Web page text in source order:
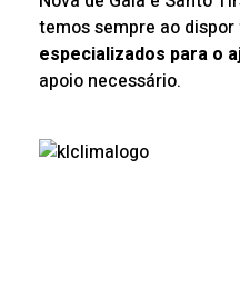
temos sempre ao dispor
especializados para o
apoio necessário.